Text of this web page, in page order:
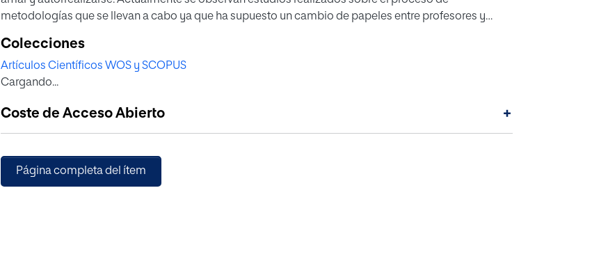
metodologías que se llevan a cabo ya que ha supuesto un cambio de papeles entre profesores y
desarrollo y perfeccionamiento de ésta. Los agentes educadores quieren siempre a través del diálogo
o de otro tipo de comunicación el bien del educando, su plenitud de vida: la autorrealización. El rasgo
más propio que evidencia la dignidad del hombre es la libertad, la capacidad de elección y de querer.
sobre el amor que debe estar en consonancia con la inteligencia y la voluntad para llevar a cabo una
educación íntegra. La racionalidad capacita a la persona para que realice procesos de abstracción a
discernir de una manera crítica.
Colecciones
Artículos Científicos WOS y SCOPUS
Cargando...
Coste de Acceso Abierto +
Página completa del ítem